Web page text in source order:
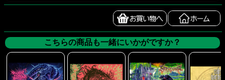
こちらの商品も一緒にいかがですか？